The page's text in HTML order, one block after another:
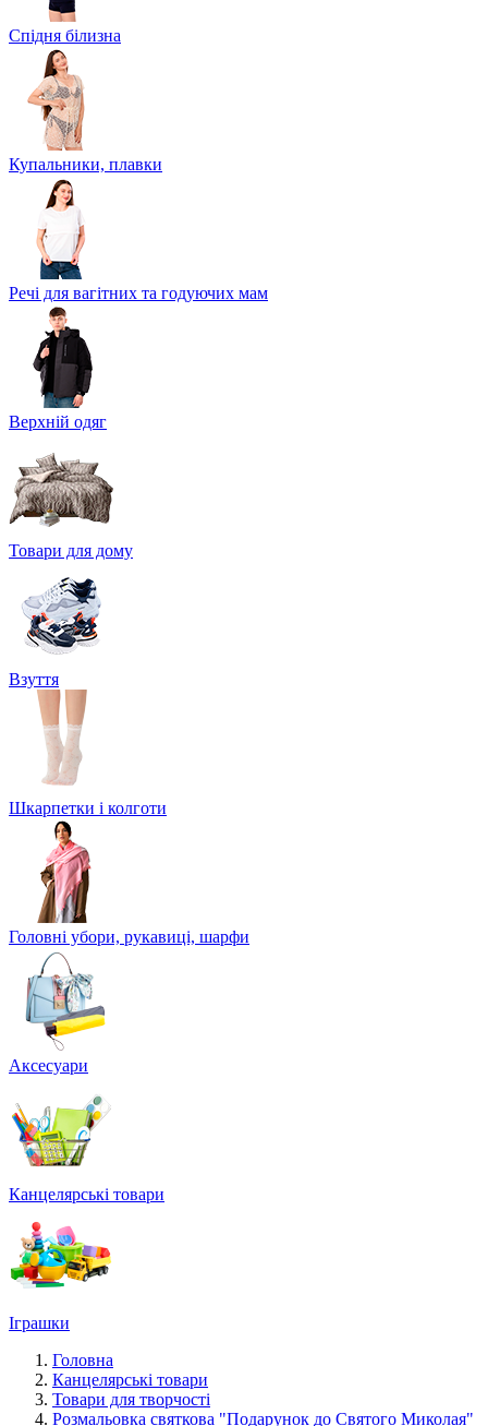
Спідня білизна
Купальники, плавки
Речі для вагітних та годуючих мам
Верхній одяг
Товари для дому
Взуття
Шкарпетки і колготи
Головні убори, рукавиці, шарфи
Аксесуари
Канцелярські товари
Іграшки
Головна
Канцелярські товари
Товари для творчості
Розмальовка святкова "Подарунок до Святого Миколая"